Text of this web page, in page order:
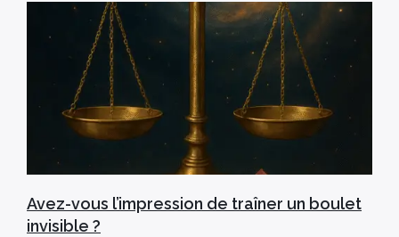
Avez-vous l’impression de traîner un boulet
invisible ?